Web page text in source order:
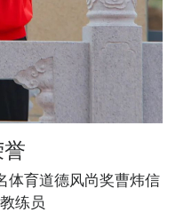
育道德风尚奖曹炜信
练员